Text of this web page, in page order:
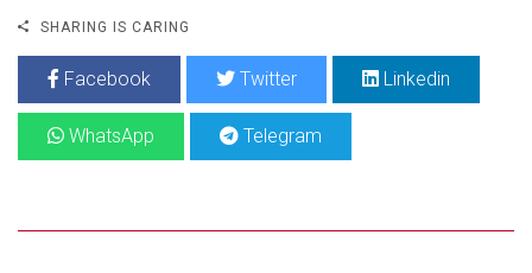
SHARING IS CARING
Facebook Twitter Linkedin
WhatsApp Telegram